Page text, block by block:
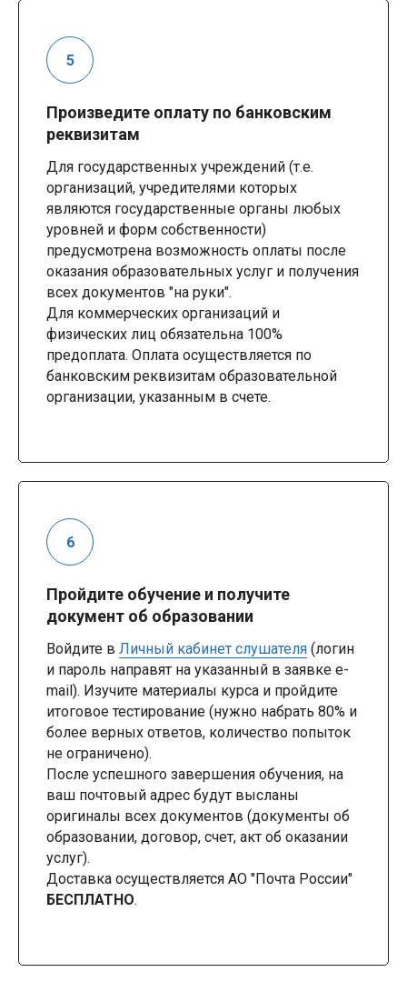
Произведите оплату по банковским
реквизитам
Для государственных учреждений (т.е.
организаций, учредителями которых
являются государственные органы любых
уровней и форм собственности)
предусмотрена возможность оплаты после
оказания образовательных услуг и получения
всех документов "на руки".
Для коммерческих организаций и
физических лиц обязательна 100%
предоплата. Оплата осуществляется по
банковским реквизитам образовательной
организации, указанным в счете.
Пройдите обучение и получите
документ об образовании
Войдите в Личный кабинет слушателя (логин
и пароль направят на указанный в заявке e-
mail). Изучите материалы курса и пройдите
итоговое тестирование (нужно набрать 80% и
более верных ответов, количество попыток
не ограничено).
После успешного завершения обучения, на
ваш почтовый адрес будут высланы
оригиналы всех документов (документы об
образовании, договор, счет, акт об оказании
услуг).
Доставка осуществляется АО "Почта России"
БЕСПЛАТНО.